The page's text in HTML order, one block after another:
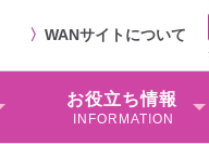
〉 WANサイトについて
お役⽴ち情報
INFORMATION